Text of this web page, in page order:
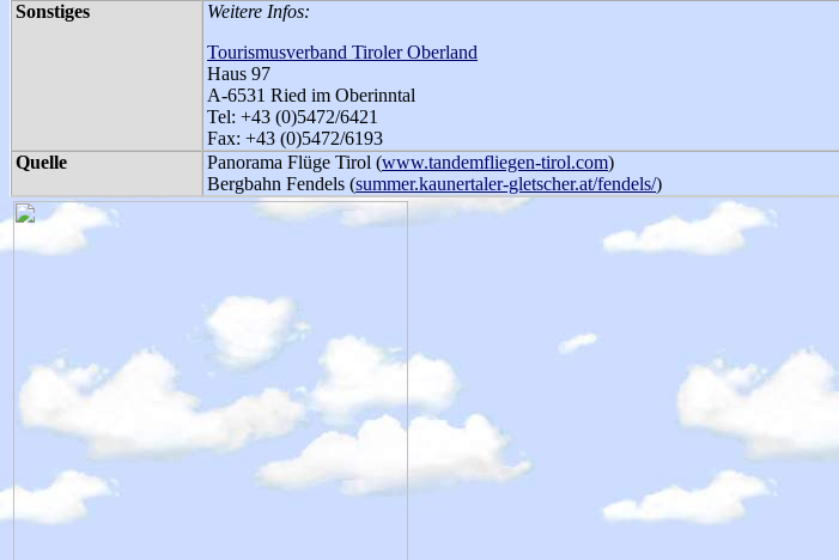
Sonstiges
Weitere Infos:
Tourismusverband Tiroler Oberland
Haus 97
A-6531 Ried im Oberinntal
Tel: +43 (0)5472/6421
Fax: +43 (0)5472/6193
Quelle
Panorama Flüge Tirol (www.tandemfliegen-tirol.com)
Bergbahn Fendels (summer.kaunertaler-gletscher.at/fendels/)